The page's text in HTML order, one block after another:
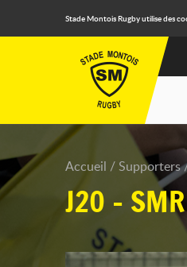
Stade Montois Rugby utilise des
Accueil Supporters
J20 -